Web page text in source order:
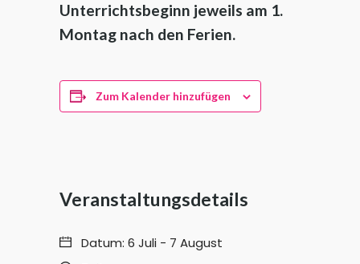
Unterrichtsbeginn jeweils am 1.
Montag nach den Ferien.
Zum Kalender hinzufügen
Veranstaltungsdetails
Datum: 6 Juli - 7 August